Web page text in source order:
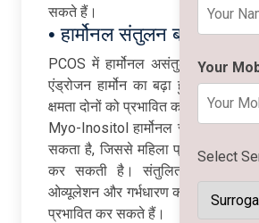
सकते हैं।
• हार्मोनल संतुलन बनाए रखना
PCOS में हार्मोनल असंतुलन एक प्रमुख
एंड्रोजन हार्मोन का बढ़ा हुआ स्तर
क्षमता दोनों को प्रभावित कर सकता है।
Myo-Inositol हार्मोनल संतुलन बनाए
सकता है, जिससे महिला प्रजनन प्रणाली
कर सकती है। संतुलित हार्मोन स्तर
ओव्यूलेशन और गर्भधारण की प्रक्रिया को
प्रभावित कर सकते हैं।
Your
Select